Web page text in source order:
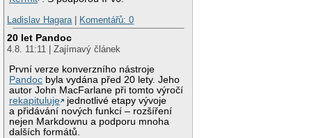
Ladislav Hagara | Komentářů: 0
20 let Pandoc
4.8. 11:11 | Zajímavý článek
První verze konverzního nástroje
Pandoc byla vydána před 20 lety. Jeho
autor John MacFarlane při tomto výročí
rekapituluje
jednotlivé etapy vývoje
a přidávání nových funkcí – rozšíření
nejen Markdownu a podporu mnoha
dalších formátů.